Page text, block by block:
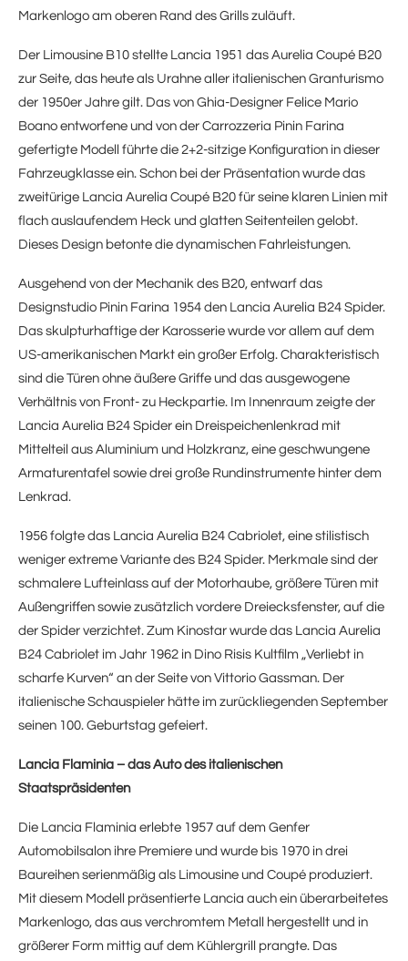
Markenlogo am oberen Rand des Grills zuläuft.
Der Limousine B10 stellte Lancia 1951 das Aurelia Coupé B20
zur Seite, das heute als Urahne aller italienischen Granturismo
der 1950er Jahre gilt. Das von Ghia-Designer Felice Mario
Boano entworfene und von der Carrozzeria Pinin Farina
gefertigte Modell führte die 2+2-sitzige Konfiguration in dieser
Fahrzeugklasse ein. Schon bei der Präsentation wurde das
zweitürige Lancia Aurelia Coupé B20 für seine klaren Linien mit
flach auslaufendem Heck und glatten Seitenteilen gelobt.
Dieses Design betonte die dynamischen Fahrleistungen.
Ausgehend von der Mechanik des B20, entwarf das
Designstudio Pinin Farina 1954 den Lancia Aurelia B24 Spider.
Das skulpturhaftige der Karosserie wurde vor allem auf dem
US-amerikanischen Markt ein großer Erfolg. Charakteristisch
sind die Türen ohne äußere Griffe und das ausgewogene
Verhältnis von Front- zu Heckpartie. Im Innenraum zeigte der
Lancia Aurelia B24 Spider ein Dreispeichenlenkrad mit
Mittelteil aus Aluminium und Holzkranz, eine geschwungene
Armaturentafel sowie drei große Rundinstrumente hinter dem
Lenkrad.
1956 folgte das Lancia Aurelia B24 Cabriolet, eine stilistisch
weniger extreme Variante des B24 Spider. Merkmale sind der
schmalere Lufteinlass auf der Motorhaube, größere Türen mit
Außengriffen sowie zusätzlich vordere Dreiecksfenster, auf die
der Spider verzichtet. Zum Kinostar wurde das Lancia Aurelia
B24 Cabriolet im Jahr 1962 in Dino Risis Kultfilm „Verliebt in
scharfe Kurven“ an der Seite von Vittorio Gassman. Der
italienische Schauspieler hätte im zurückliegenden September
seinen 100. Geburtstag gefeiert.
Lancia Flaminia – das Auto des italienischen
Staatspräsidenten
Die Lancia Flaminia erlebte 1957 auf dem Genfer
Automobilsalon ihre Premiere und wurde bis 1970 in drei
Baureihen serienmäßig als Limousine und Coupé produziert.
Mit diesem Modell präsentierte Lancia auch ein überarbeitetes
Markenlogo, das aus verchromtem Metall hergestellt und in
größerer Form mittig auf dem Kühlergrill prangte. Das